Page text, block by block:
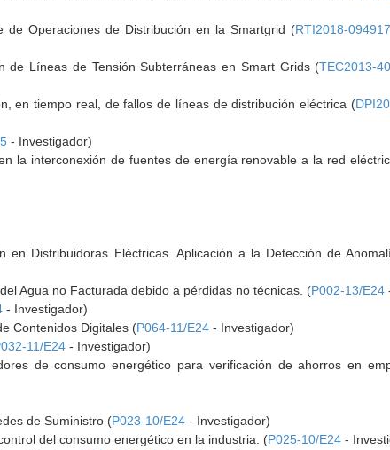
de Operaciones de Distribución en la Smartgrid (RTI2018-
de Líneas de Tensión Subterráneas en Smart Grids (TEC2013-
en tiempo real, de fallos de líneas de distribución eléctrica (
- Investigador)
la interconexión de fuentes de energía renovable a la red
en Distribuidoras Eléctricas. Aplicación a la Detección de
Agua no Facturada debido a pérdidas no técnicas. (P002-13/E24
- Investigador)
Contenidos Digitales (P064-11/E24 - Investigador)
11/E24 - Investigador)
de consumo energético para verificación de ahorros en
de Suministro (P023-10/E24 - Investigador)
del consumo energético en la industria. (P025-10/E24 -